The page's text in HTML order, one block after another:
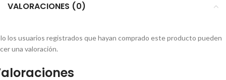
VALORACIONES (0)
los usuarios registrados que hayan comprado este producto pueden
una valoración.